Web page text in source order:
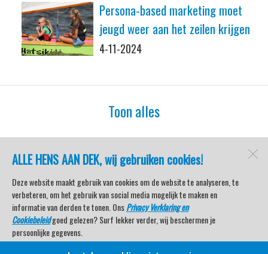
ALLE HENS AAN DEK, wij gebruiken cookies!
Deze website maakt gebruik van cookies om de website te analyseren, te
verbeteren, om het gebruik van social media mogelijk te maken en
informatie van derden te tonen. OnsPrivacy Verklaring en
Cookiebeleidgoed gelezen? Surf lekker verder, wij beschermen je
persoonlijke gegevens.
Persona-based marketing moet
jeugd weer aan het zeilen krijgen
4-11-2024
Toon alles
watersport-tv
Lemmer
Open desktopversie